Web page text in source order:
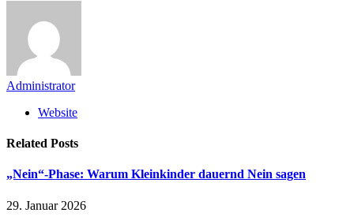
Administrator
Website
Related Posts
„Nein“-Phase: Warum Kleinkinder dauernd Nein sagen
29. Januar 2026